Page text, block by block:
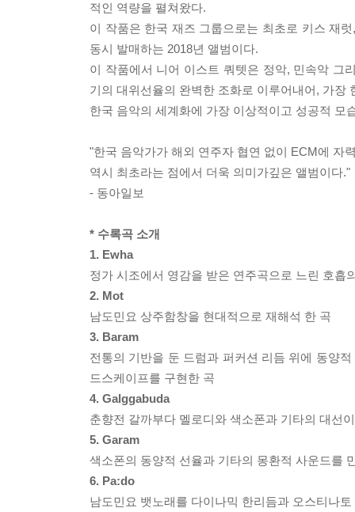
적인 역량을 펼쳐왔다.
이 작품은 한국 재즈 그룹으로는 최초로 키스 재
동시 발매하는 2018년 앨범이다.
이 작품에서 니어 이스트 쿼텟은 정악, 민속악 그
기의 대위선율의 완벽한 조화로 이루어내어, 가
한국 음악의 세계화에 가장 이상적이고 성공적 모
"한국 음악가가 해외 연주자 협연 없이 ECM에 자
역시 최초라는 점에서 더욱 의미가깊은 앨범이다."
- 동아일보
* 수록곡 소개
1. Ewha
정가 시조에서 영감을 받은 연주곡으로 느린 호흡
2. Mot
남도민요 상주함창을 현대적으로 재해석 한 곡
3. Baram
전통의 기반을 둔 드럼과 퍼커션 리듬 위에 동양
드스케이프를 구현한 곡
4. Galggabuda
춘향전 갈까부다 멜로디와 색소폰과 기타의 대선
5. Garam
색소폰의 동양적 선율과 기타의 몽환적 사운드를
6. Pa:do
남도민요 뱃노래를 다이나믹 한리듬과 오스티나